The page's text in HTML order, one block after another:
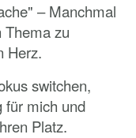
– Manchmal
Thema zu
Herz.
switchen,
für mich und
Platz.